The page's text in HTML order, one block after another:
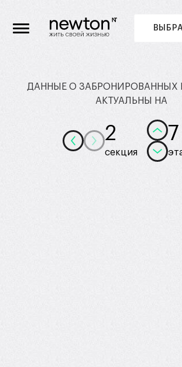
ДАННЫЕ О ЗАБРОНИРОВАННЫХ
АКТУАЛЬНЫ НА
2
секция
7